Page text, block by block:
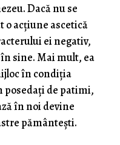
Dacă nu se
o acţiune ascetică
ei negativ,
sine. Mai mult, ea
în condiţia
posedaţi de patimi,
în noi devine
pământeşti.